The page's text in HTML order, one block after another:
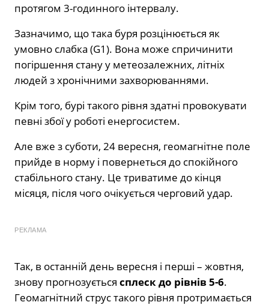
протягом 3-годинного інтервалу.
Зазначимо, що така буря розцінюється як
умовно слабка (G1). Вона може спричинити
погіршення стану у метеозалежних, літніх
людей з хронічними захворюваннями.
Крім того, бурі такого рівня здатні провокувати
певні збої у роботі енергосистем.
Але вже з суботи, 24 вересня, геомагнітне поле
прийде в норму і повернеться до спокійного
стабільного стану. Це триватиме до кінця
місяця, після чого очікується черговий удар.
РЕКЛАМА
Так, в останній день вересня і перші – жовтня,
знову прогнозується сплеск до рівнів 5-6.
Геомагнітний струс такого рівня протримається